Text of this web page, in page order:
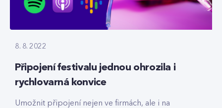
8. 8. 2022
Připojení festivalu jednou ohrozila i
rychlovarná konvice
Umožnit připojení nejen ve firmách, ale i na